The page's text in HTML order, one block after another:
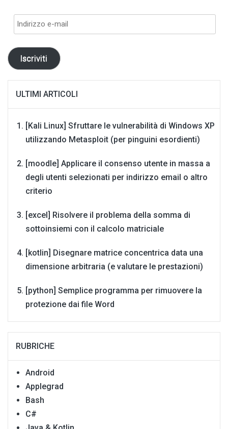
Indirizzo
Iscriviti
ULTIMI ARTICOLI
[Kali Linux] Sfruttare le vulnerabilità di Windows XP
utilizzando Metasploit (per pinguini esordienti)
[moodle] Applicare il consenso utente in massa a
degli utenti selezionati per indirizzo email o altro
criterio
[excel] Risolvere il problema della somma di
sottoinsiemi con il calcolo matriciale
[kotlin] Disegnare matrice concentrica data una
dimensione arbitraria (e valutare le prestazioni)
[python] Semplice programma per rimuovere la
protezione dai file Word
RUBRICHE
Android
Applegrad
Bash
C#